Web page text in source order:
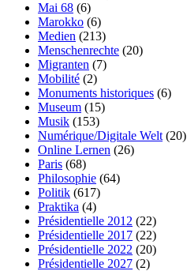
Mai 68 (6)
Marokko (6)
Medien (213)
Menschenrechte (20)
Migranten (7)
Mobilité (2)
Monuments historiques (6)
Museum (15)
Musik (153)
Numérique/Digitale Welt (20)
Online Lernen (26)
Paris (68)
Philosophie (64)
Politik (617)
Praktika (4)
Présidentielle 2012 (22)
Présidentielle 2017 (22)
Présidentielle 2022 (20)
Présidentielle 2027 (2)